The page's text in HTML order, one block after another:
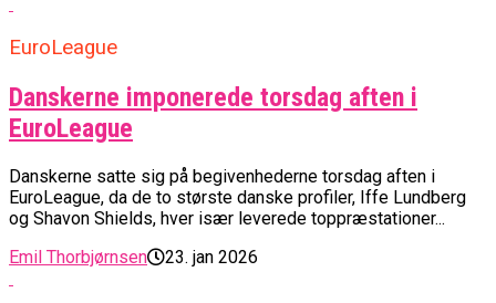
EuroLeague
Danskerne imponerede torsdag aften i
EuroLeague
Danskerne satte sig på begivenhederne torsdag aften i
EuroLeague, da de to største danske profiler, Iffe Lundberg
og Shavon Shields, hver især leverede toppræstationer...
Emil Thorbjørnsen
23. jan 2026